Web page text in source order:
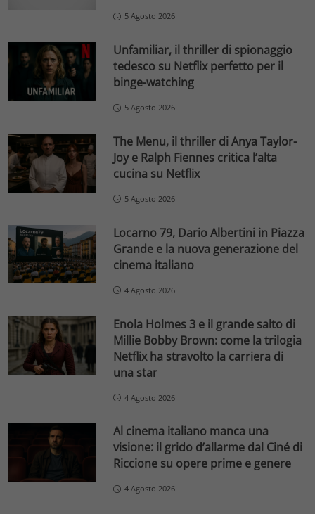
5 Agosto 2026
Unfamiliar, il thriller di spionaggio
tedesco su Netflix perfetto per il
binge-watching
5 Agosto 2026
The Menu, il thriller di Anya Taylor-
Joy e Ralph Fiennes critica l’alta
cucina su Netflix
5 Agosto 2026
Locarno 79, Dario Albertini in Piazza
Grande e la nuova generazione del
cinema italiano
4 Agosto 2026
Enola Holmes 3 e il grande salto di
Millie Bobby Brown: come la trilogia
Netflix ha stravolto la carriera di
una star
4 Agosto 2026
Al cinema italiano manca una
visione: il grido d’allarme dal Ciné di
Riccione su opere prime e genere
4 Agosto 2026